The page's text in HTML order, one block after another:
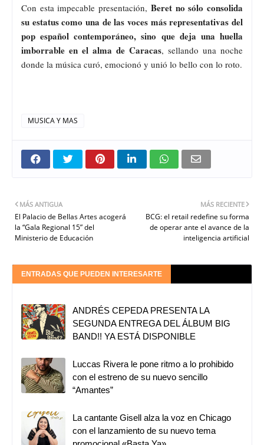
Con esta impecable presentación,Beret no sólo consolida
su estatus como una de las voces más representativas del
pop español contemporáneo, sino que deja una huella
imborrable en el alma de Caracas, sellando una noche
donde la música curó, emocionó y unió lo bello con lo roto.
MUSICA Y MAS
MÁS RECIENTE
BCG: el retail redefine su forma
de operar ante el avance de la
inteligencia artificial
MÁS ANTIGUA
El Palacio de Bellas Artes acogerá
la “Gala Regional 15” del
Ministerio de Educación
ENTRADAS QUE PUEDEN INTERESARTE
ANDRÉS CEPEDA PRESENTA LA
SEGUNDA ENTREGA DEL ÁLBUM BIG
BAND!! YA ESTÁ DISPONIBLE
Luccas Rivera le pone ritmo a lo prohibido
con el estreno de su nuevo sencillo
“Amantes”
La cantante Gisell alza la voz en Chicago
con el lanzamiento de su nuevo tema